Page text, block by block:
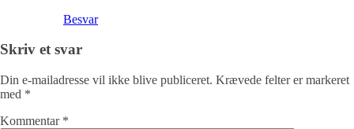
Besvar
Skriv et svar
Din e-mailadresse vil ikke blive publiceret. Krævede felter er markeret
med *
Kommentar *